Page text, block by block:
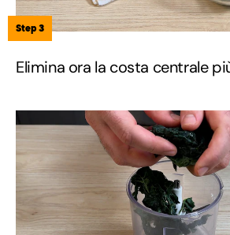
Step 3
Elimina ora la costa centrale